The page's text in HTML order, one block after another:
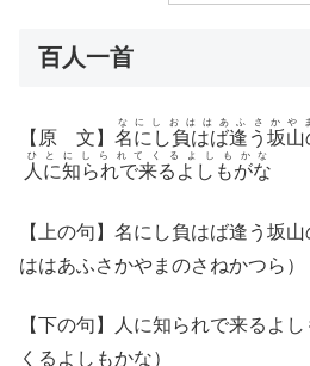
百人一首
【原 文】 名にし負はば逢う坂山
なにしおははあふさかや
人に知られで来るよしもがな
ひとにしられてくるよしもかな
【上の句】名にし負はば逢う坂
ははあふさかやまのさねかつら）
【下の句】人に知られで来るよ
くるよしもかな）